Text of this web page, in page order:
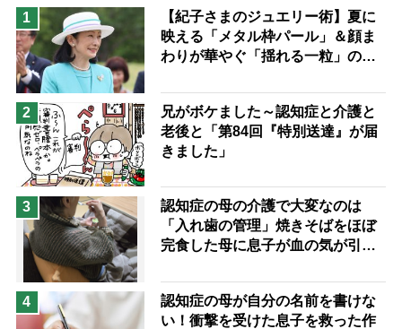
猫が母になつきません
息子の遠距離介護サバイバル術
兄がボケました
予防法
1
【紀子さまのジュエリー術】夏に
映える「メタル枠パール」＆顔ま
わりが華やぐ「揺れる一粒」の使
2
兄がボケました～認知症と介護と
老後と「第84回『特別送達』が届
きました」
3
認知症の母の介護で大変なのは
「入れ歯の管理」焼きそばをほぼ
完食した母に息子が血の気が引い
4
認知症の母が自分の名前を書けな
い！衝撃を受けた息子を救った作